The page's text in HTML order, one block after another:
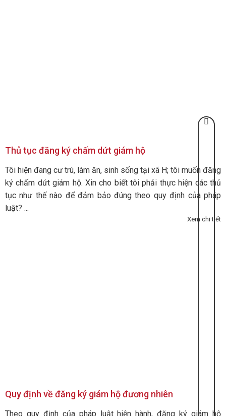
Thủ tục đăng ký chấm dứt giám hộ
Tôi hiện đang cư trú, làm ăn, sinh sống tại xã H; tôi muốn đăng
ký chấm dứt giám hộ. Xin cho biết tôi phải thực hiện các thủ
tục như thế nào để đảm bảo đúng theo quy định của pháp
luật? ...
Xem chi tiết
Quy định về đăng ký giám hộ đương nhiên
Theo quy định của pháp luật hiện hành, đăng ký giám hộ